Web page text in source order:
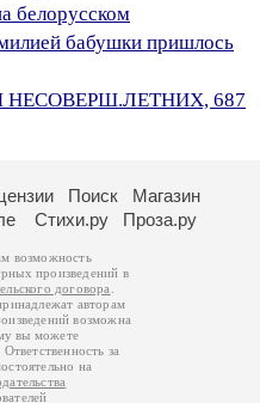
бабушки пришлось
687
Поиск
Магазин
Стихи.ру Проза.ру
возможность
произведений в
договора
авторам
возможна
вы можете
за
на